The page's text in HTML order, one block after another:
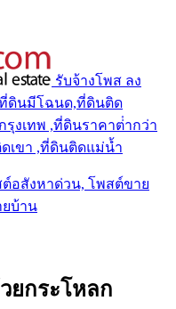
รับจ้างโพส ลง
ที่ดินมีโฉนด,ที่ดินติด
งเทพ ,ที่ดินราคาต่ํากว่า
เขา ,ที่ดินติดแม่น้ำ
อสังหาด่วน, โพสต์ขาย
บ้าน
ยกระโหลก